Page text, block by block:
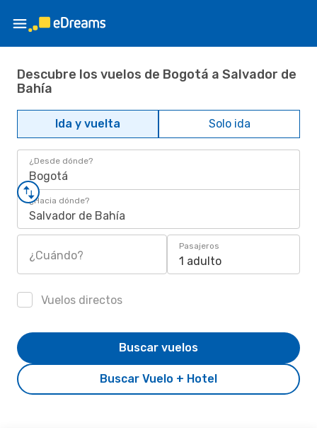
Descubre los vuelos de Bogotá a Salvador de
Bahía
Ida y vuelta Solo ida
¿Desde dónde?
Bogotá
¿Hacia dónde?
Salvador de Bahía
¿Cuándo?
Pasajeros
1 adulto
Vuelos directos
Buscar Vuelo + Hotel
Buscar vuelos